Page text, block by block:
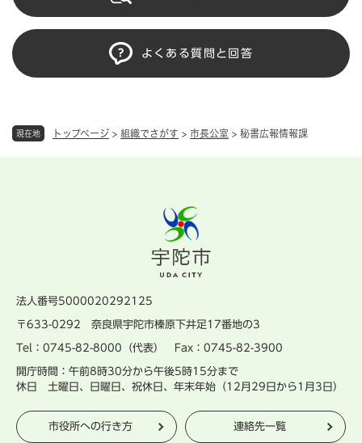
現在地 トップページ > 組織でさがす > 市長公室 > 秘書広報情報課
よくある質問と回答
法人番号5000020292125
〒633-0292 奈良県宇陀市榛原下井足17番地の3
Tel：0745-82-8000（代表） Fax：0745-82-3900
開庁時間：午前8時30分から午後5時15分まで
休日 土曜日、日曜日、祝休日、年末年始（12月29日から1月3日）
市役所への行き方 連絡先一覧